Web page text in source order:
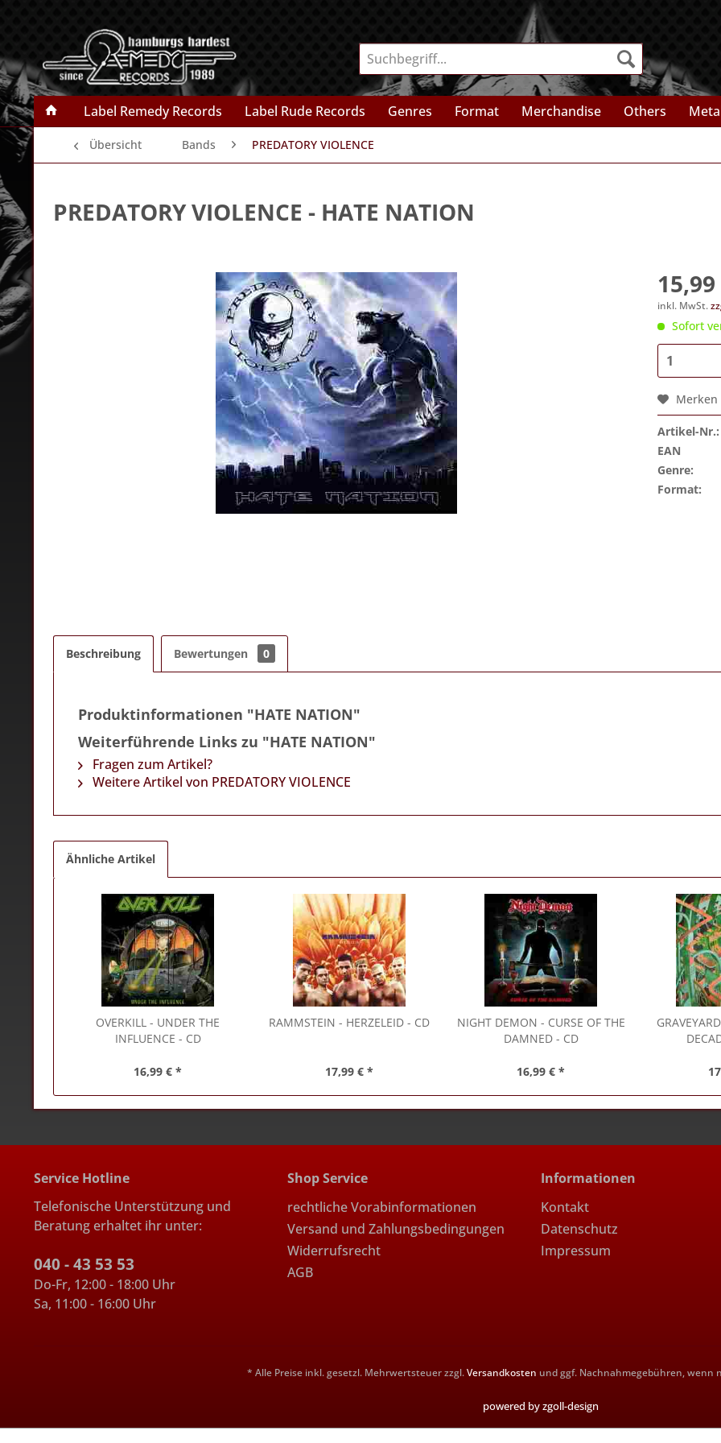
Label Remedy Records Label Rude Records Genres Format Merchandise Others
Übersicht Bands PREDATORY VIOLENCE
PREDATORY VIOLENCE - HATE NATION
inkl. MwSt.
Sofort
Merken
Artikel-Nr.:
EAN
Genre:
Format:
Beschreibung Bewertungen 0
Produktinformationen "HATE NATION"
Weiterführende Links zu "HATE NATION"
Fragen zum Artikel?
Weitere Artikel von PREDATORY VIOLENCE
Ähnliche Artikel
OVERKILL - UNDER THE
INFLUENCE - CD
16,99 € *
RAMMSTEIN - HERZELEID - CD
17,99 € *
NIGHT DEMON - CURSE OF THE
DAMNED - CD
16,99 € *
GRAVEYARD
Service Hotline
Telefonische Unterstützung und
Beratung erhaltet ihr unter:
040 - 43 53 53
Do-Fr, 12:00 - 18:00 Uhr
Sa, 11:00 - 16:00 Uhr
Shop Service
rechtliche Vorabinformationen
Versand und Zahlungsbedingungen
Widerrufsrecht
AGB
Informationen
Kontakt
Datenschutz
Impressum
* Alle Preise inkl. gesetzl. Mehrwertsteuer zzgl.Versandkosten und ggf. Nachnahmegebühren, wenn
powered by zgoll-design